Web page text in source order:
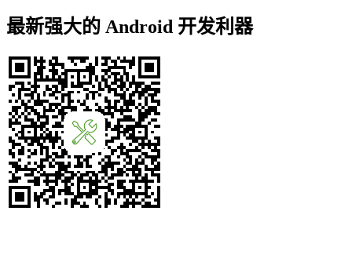
最新强大的 Android 开发利器